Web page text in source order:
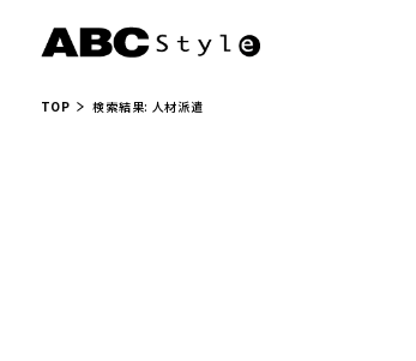
TOP 検索結果: 人材派遣